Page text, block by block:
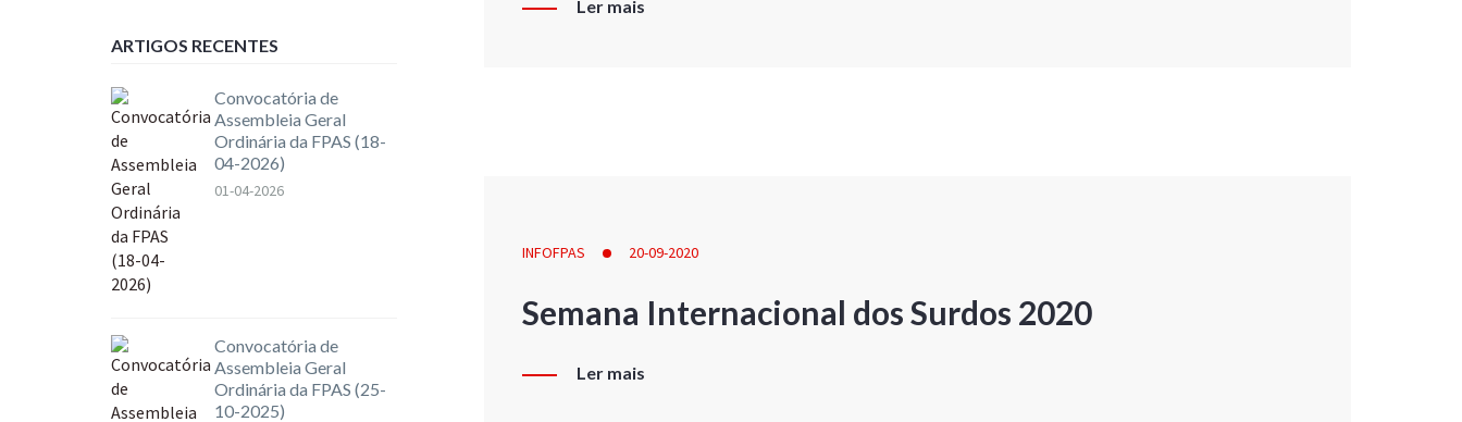
Ler mais
INFOFPAS 20-09-2020
Semana Internacional dos Surdos 2020
Ler mais
ARTIGOS RECENTES
Convocatória de
Assembleia Geral
Ordinária da FPAS (18-
04-2026)
01-04-2026
Convocatória de
Assembleia Geral
Ordinária da FPAS (25-
10-2025)